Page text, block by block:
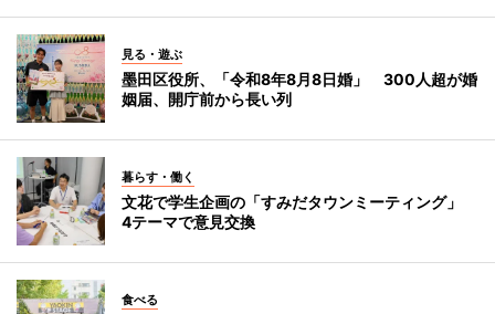
見る・遊ぶ
墨田区役所、「令和8年8月8日婚」 300人超が婚
姻届、開庁前から長い列
暮らす・働く
文花で学生企画の「すみだタウンミーティング」
4テーマで意見交換
食べる